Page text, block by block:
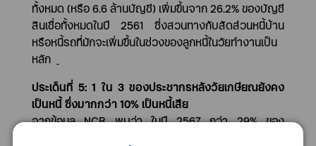
ทั้งหมด (หรือ6.6ล้านบัญชี) เพิ่มขึ้นจาก26.2%ของบัญชี
สินเชื่อทั้งหมดในปี 2561 ซึ่งสวนทางกับสัดส่วนหนี้บ้าน
หรือหนี้รถที่มักจะเพิ่มขึ้นในช่วงของลูกหนี้ในวัยทำงานเป็น
หลัก
ประเด็นที่5: 1ใน 3ของประชากรหลังวัยเกษียณยังคง
เป็นหนี้ ซึ่งมากกว่า10%เป็นหนี้เสีย
จากข้อมูลNCBพบว่า ในปี2567กว่า29%ของ